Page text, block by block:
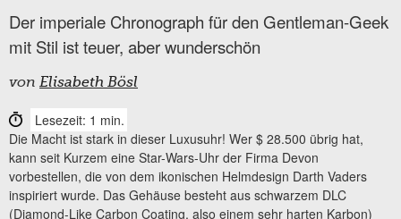
Der imperiale Chronograph für den Gentleman-Geek
mit Stil ist teuer, aber wunderschön
von Elisabeth Bösl
Lesezeit: 1 min.
Die Macht ist stark in dieser Luxusuhr! Wer $ 28.500 übrig hat,
kann seit Kurzem eine Star-Wars-Uhr der Firma Devon
vorbestellen, die von dem ikonischen Helmdesign Darth Vaders
inspiriert wurde. Das Gehäuse besteht aus schwarzem DLC
(Diamond-Like Carbon Coating, also einem sehr harten Karbon)